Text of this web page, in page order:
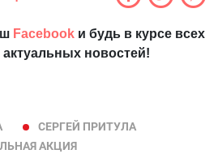
Facebook и будь в курсе всех
новостей!
СЕРГЕЙ ПРИТУЛА
АКЦИЯ